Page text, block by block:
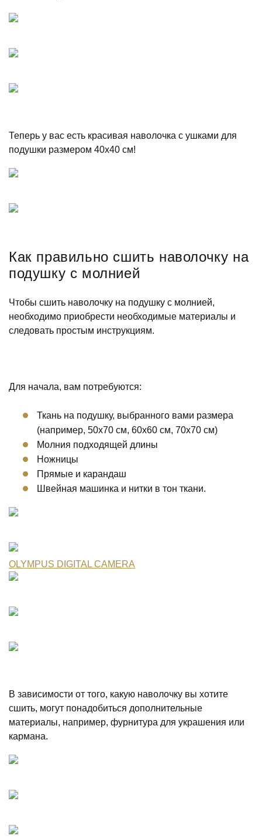
Теперь у вас есть красивая наволочка с ушками для
подушки размером 40х40 см!
Как правильно сшить наволочку на
подушку с молнией
Чтобы сшить наволочку на подушку с молнией,
необходимо приобрести необходимые материалы и
следовать простым инструкциям.
Для начала, вам потребуются:
Ткань на подушку, выбранного вами размера
(например, 50х70 см, 60х60 см, 70х70 см)
Молния подходящей длины
Ножницы
Прямые и карандаш
Швейная машинка и нитки в тон ткани.
OLYMPUS DIGITAL CAMERA
В зависимости от того, какую наволочку вы хотите
сшить, могут понадобиться дополнительные
материалы, например, фурнитура для украшения или
кармана.